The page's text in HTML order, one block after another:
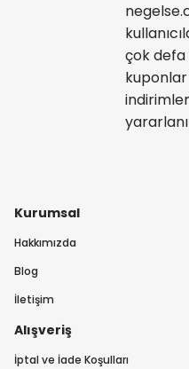
Kurumsal
Hakkımızda
Blog
İletişim
Alışveriş
İptal ve İade Koşulları
çok defa